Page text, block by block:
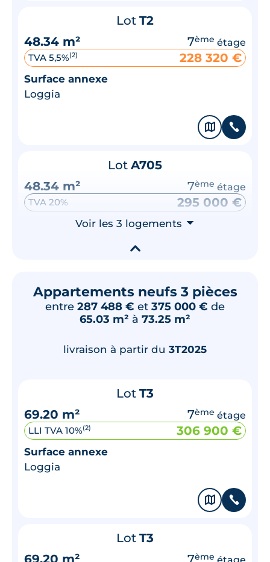
Lot T2
48.34 m²
7ème étage
TVA 5,5%(2) 228 320 €
Surface annexe
Loggia
🗞 📞
Lot A705
48.34 m²
7ème étage
TVA 20% 295 000 €
Surface annexeVoir les 3 logements ⮟
▾
Appartements neufs 3 pièces
entre 287 488 € et 375 000 € de
65.03 m² à 73.25 m²
livraison à partir du 3T2025
Lot T3
69.20 m²
7ème étage
LLI TVA 10%(2) 306 900 €
Surface annexe
Loggia
🗞 📞
Lot T3
69.20 m²
7ème étage